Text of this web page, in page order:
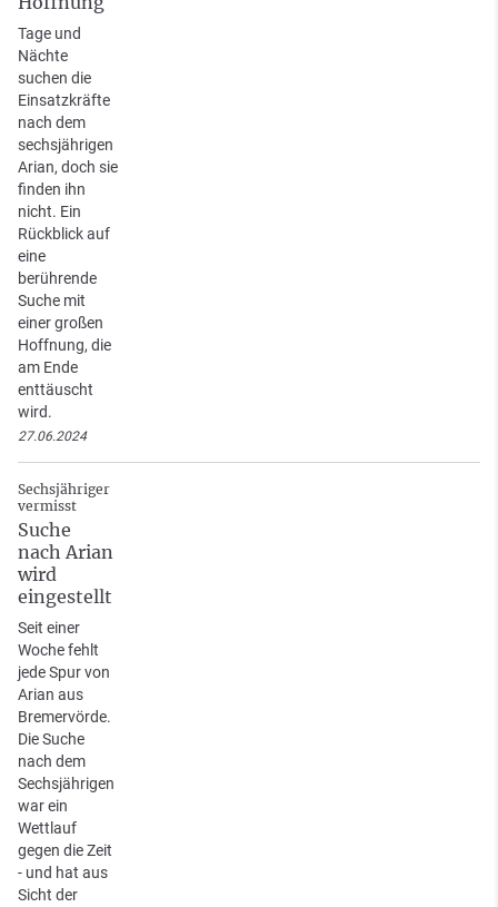
Tage und
Nächte
suchen die
Einsatzkräfte
nach dem
sechsjährigen
Arian, doch sie
finden ihn
nicht. Ein
Rückblick auf
eine
berührende
Suche mit
einer großen
Hoffnung, die
am Ende
enttäuscht
wird.
27.06.2024
Sechsjähriger
vermisst
Suche
nach Arian
wird
eingestellt
Seit einer
Woche fehlt
jede Spur von
Arian aus
Bremervörde.
Die Suche
nach dem
Sechsjährigen
war ein
Wettlauf
gegen die Zeit
- und hat aus
Sicht der